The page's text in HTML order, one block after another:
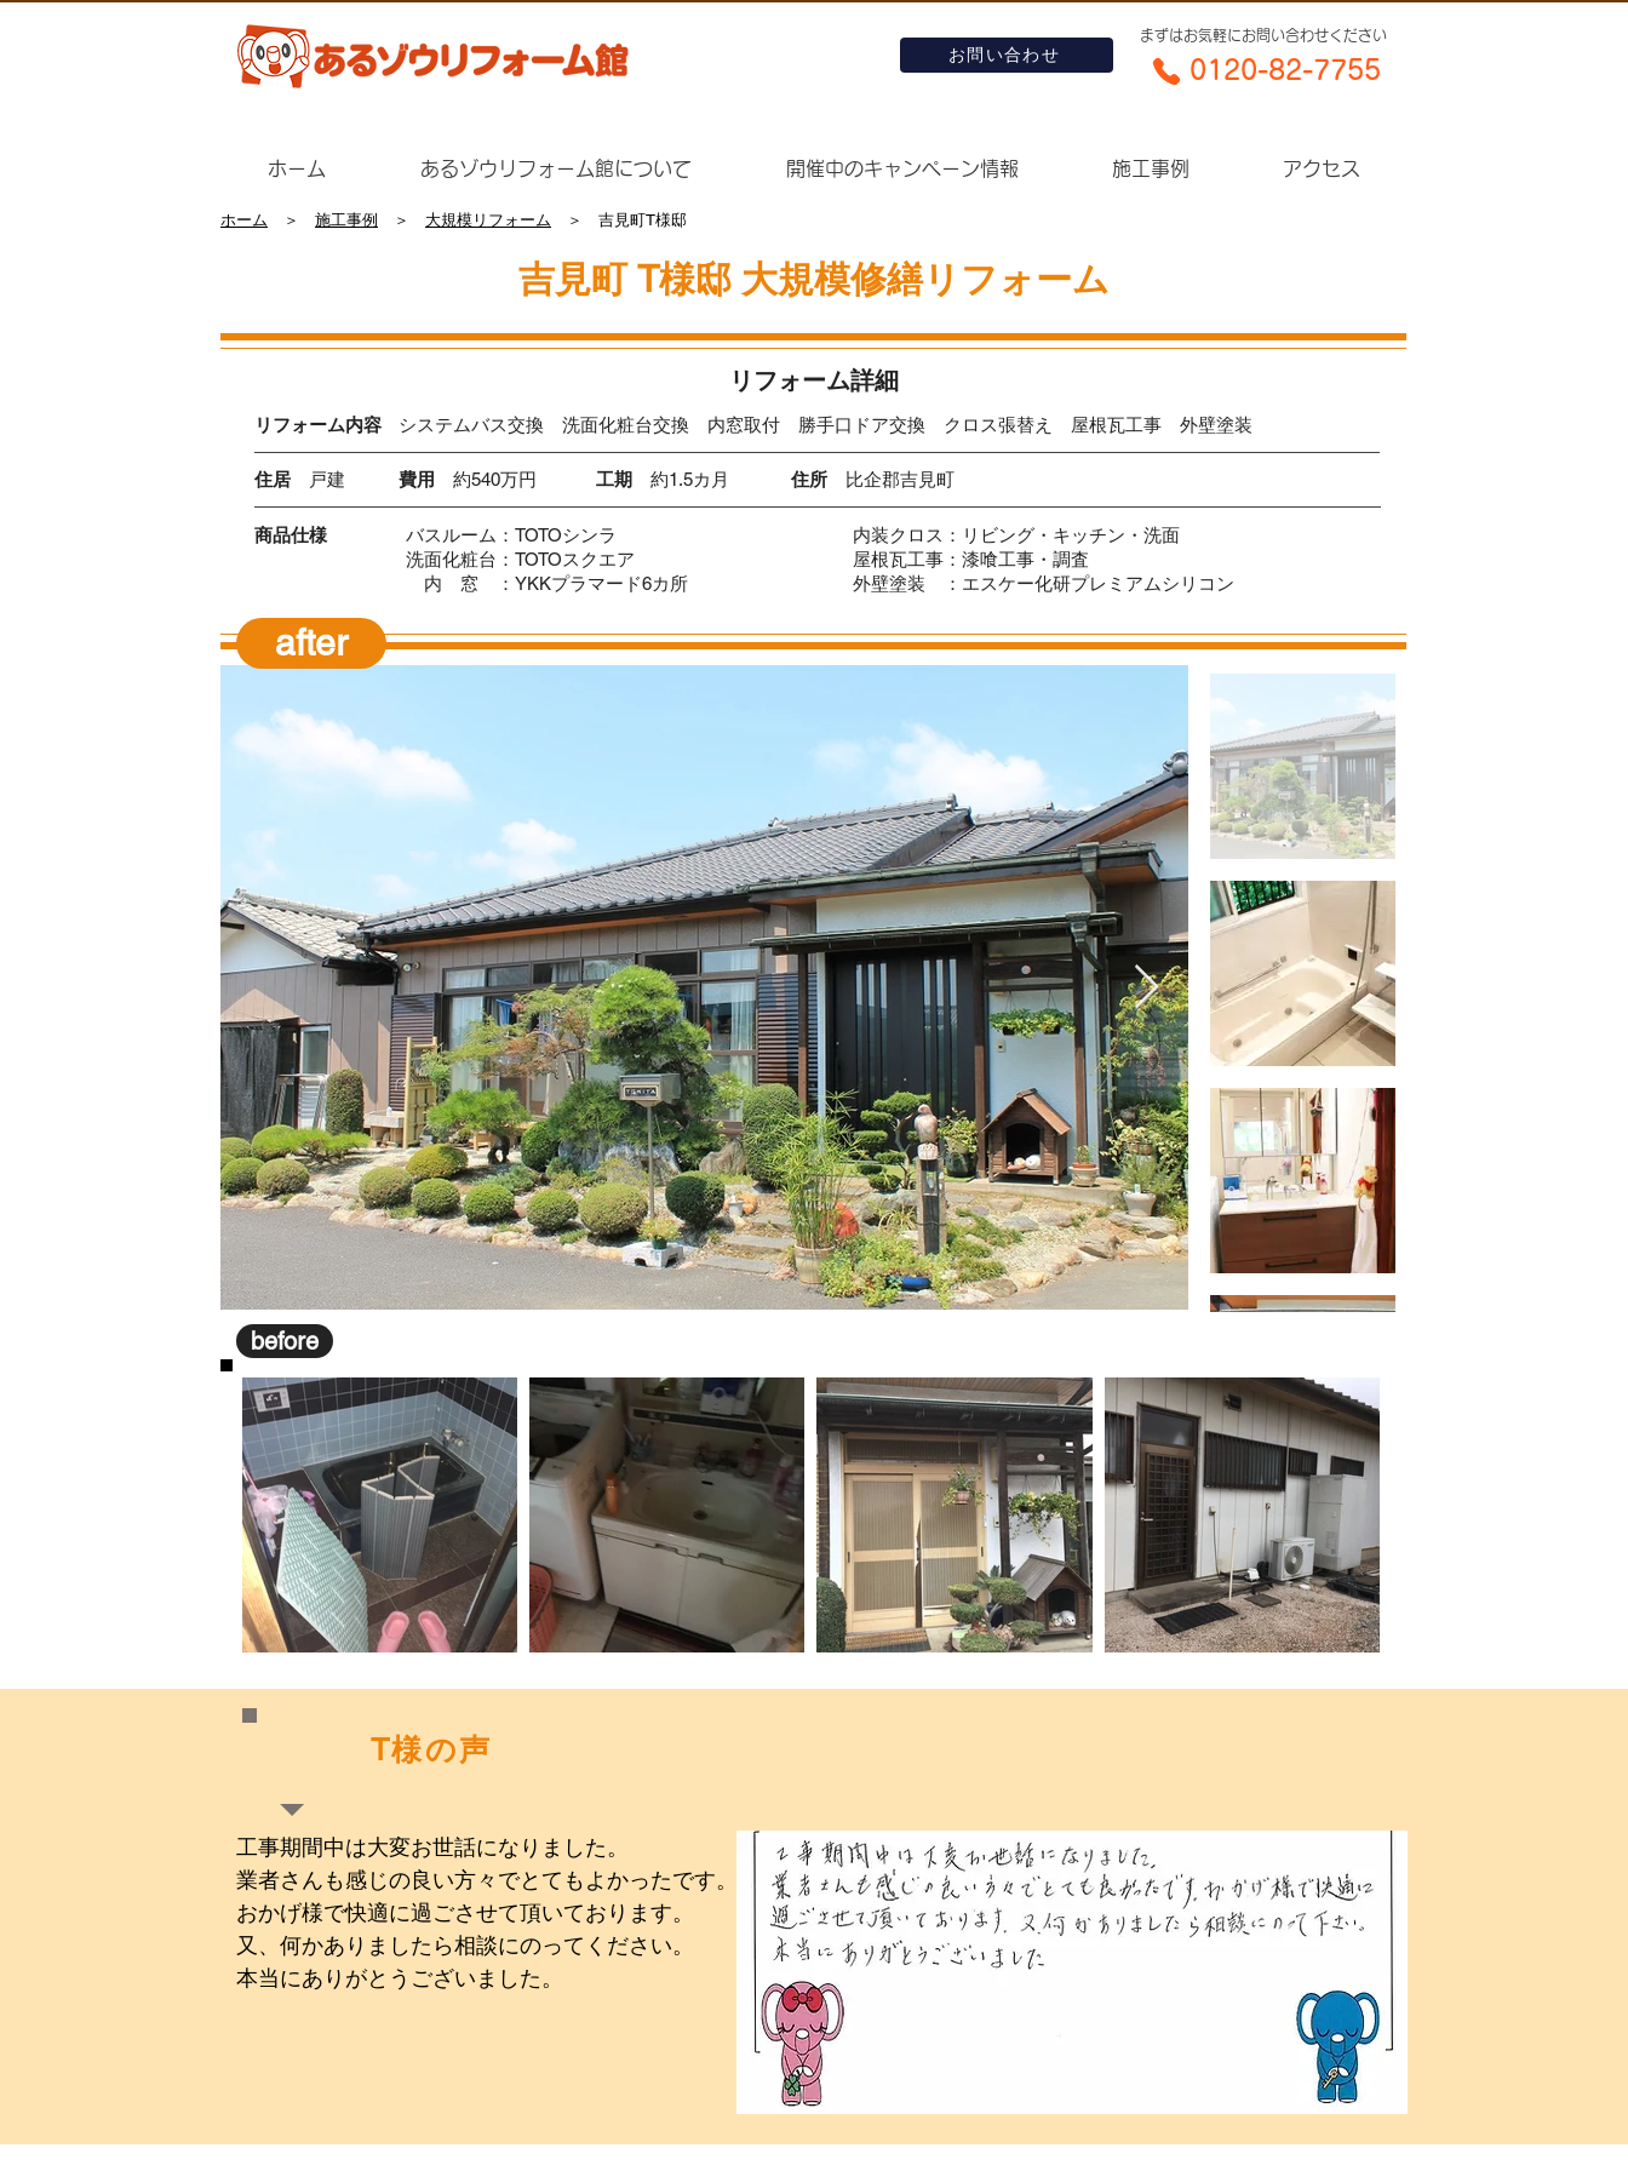
お問い合わせ
​まずはお気軽にお問い合わせください
0120-82-7755​
ホーム あるゾウリフォーム館について 開催中のキャンペーン情報 施工事例 アクセス
吉見町 T様邸 大規模修繕リフォーム
ホーム ＞ 施工事例 ＞ 大規模リフォーム ＞ 吉見町T様邸
​リフォーム詳細
​リフォーム内容 システムバス交換 洗面化粧台交換 内窓取付 勝手口ドア交換 クロス張替え 屋根瓦工事 外壁塗装
住居 戸建 費用 約540万円 工期 約1.5カ月 住所 比企郡吉見町
​商品仕様
バスルーム：TOTOシンラ
洗面化粧台：TOTOスクエア
内 窓 ：YKKプラマード6カ所
内装クロス：リビング・キッチン・洗面
屋根瓦工事：漆喰工事・調査
外壁塗装 ：エスケー化研プレミアムシリコン
after
before
T様の声
工事期間中は大変お世話になりました。
業者さんも感じの良い方々でとてもよかったです。
おかげ様で快適に過ごさせて頂いております。
又、何かありましたら相談にのってください。
​本当にありがとうございました。